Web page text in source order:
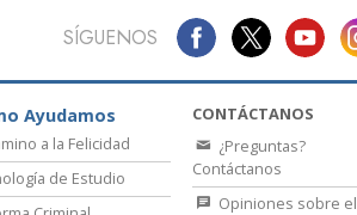
SÍGUENOS
Ayudamos
a la Felicidad
de Estudio
CONTÁCTANOS
¿Preguntas?
Contáctanos
Opiniones sobre el